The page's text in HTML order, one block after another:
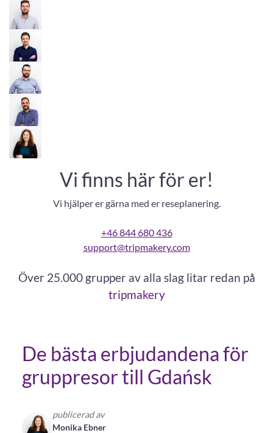
Vi finns här för er!
Vi hjälper er gärna med er reseplanering.
+46 844 680 436
support@tripmakery.com
Över 25.000 grupper av alla slag litar redan på
tripmakery
De bästa erbjudandena för
gruppresor till Gdańsk
publicerad av
Monika Ebner